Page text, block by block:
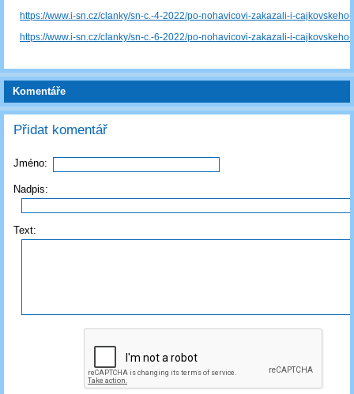
https://www.i-sn.cz/clanky/sn-c.-4-2022/po-nohavicovi-zakazali-i-
https://www.i-sn.cz/clanky/sn-c.-6-2022/po-nohavicovi-zakazali-i-
Komentáře
Přidat komentář
Jméno:
Nadpis:
Text: